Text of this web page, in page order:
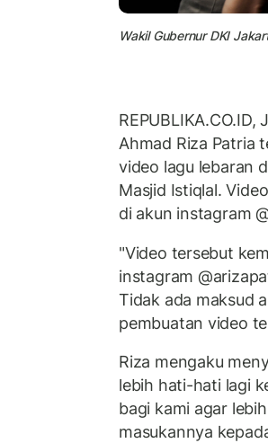
Wakil Gubernur DKI
Ahmad Riza Patria
video lagu lebaran
Masjid Istiqlal.
di akun instagram
"Video tersebut
instagram
Tidak ada maksud
pembuatan video
Riza mengaku
lebih hati-hati lagi
bagi kami agar
masukannya